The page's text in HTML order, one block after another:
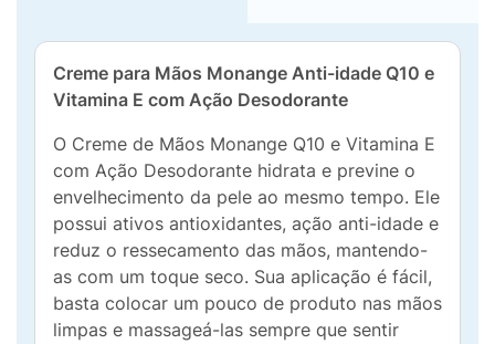
Creme para Mãos Monange Anti-idade Q10 e
Vitamina E com Ação Desodorante
O Creme de Mãos Monange Q10 e Vitamina E
com Ação Desodorante hidrata e previne o
envelhecimento da pele ao mesmo tempo. Ele
possui ativos antioxidantes, ação anti-idade e
reduz o ressecamento das mãos, mantendo-
as com um toque seco. Sua aplicação é fácil,
basta colocar um pouco de produto nas mãos
limpas e massageá-las sempre que sentir